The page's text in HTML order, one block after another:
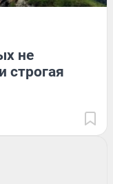
не
строгая